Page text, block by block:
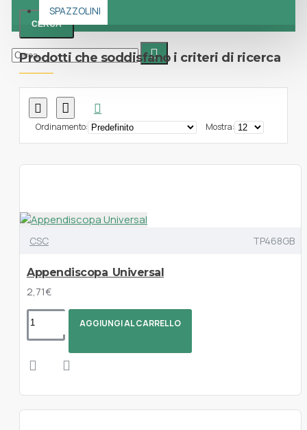
SPAZZOLINI
CERCA
Prodotti che soddisfano i criteri di ricerca
Ordinamento: Mostra:
CSC TP468GB
Appendiscopa Universal
2,71€
AGGIUNGI AL CARRELLO